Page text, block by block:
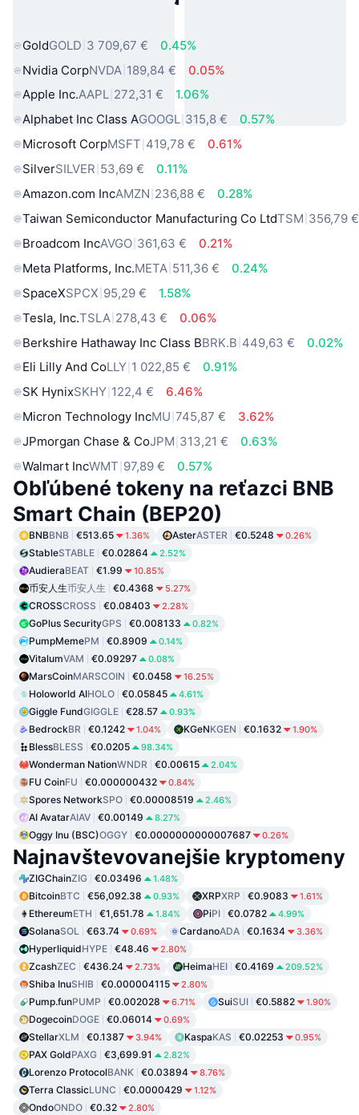
GoldGOLD 3 709,67 €
0.45%
Nvidia CorpNVDA 189,84 €
0.05%
Apple Inc.AAPL 272,31 €
1.06%
Alphabet Inc Class AGOOGL 315,8 €
0.57%
Microsoft CorpMSFT 419,78 €
0.61%
SilverSILVER 53,69 €
0.11%
Amazon.com IncAMZN 236,88 €
0.28%
Taiwan Semiconductor Manufacturing Co LtdTSM 356,79 €
Broadcom IncAVGO 361,63 €
0.21%
Meta Platforms, Inc.META 511,36 €
0.24%
SpaceXSPCX 95,29 €
1.58%
Tesla, Inc.TSLA 278,43 €
0.06%
Berkshire Hathaway Inc Class BBRK.B 449,63 €
0.02%
Eli Lilly And CoLLY 1 022,85 €
0.91%
SK HynixSKHY 122,4 €
6.46%
Micron Technology IncMU 745,87 €
3.62%
JPmorgan Chase & CoJPM 313,21 €
0.63%
Walmart IncWMT 97,89 € 0.57%
Obľúbené tokeny na reťazci BNB
Smart Chain (BEP20)
BNBBNB €513.65 1.36% AsterASTER €0.5248 0.26%
StableSTABLE €0.02864 2.52%
AudieraBEAT €1.99 10.85%
币安人生币安人生 €0.4368 5.27%
CROSSCROSS €0.08403 2.28%
GoPlus SecurityGPS €0.008133 0.82%
PumpMemePM €0.8909 0.14%
VitalumVAM €0.09297 0.08%
MarsCoinMARSCOIN €0.0458 16.25%
Holoworld AIHOLO €0.05845 4.61%
Giggle FundGIGGLE €28.57 0.93%
BedrockBR €0.1242 1.04% KGeNKGEN €0.1632 1.90%
BlessBLESS €0.0205 98.34%
Wonderman NationWNDR €0.00615 2.04%
FU CoinFU €0.000000432 0.84%
Spores NetworkSPO €0.00008519 2.46%
AI AvatarAIAV €0.00149 8.27%
Oggy Inu (BSC)OGGY €0.0000000000007687 0.26%
Najnavštevovanejšie kryptomeny
ZIGChainZIG €0.03496 1.48%
BitcoinBTC €56,092.38 0.93% XRPXRP €0.9083 1.61%
EthereumETH €1,651.78 1.84% PiPI €0.0782 4.99%
SolanaSOL €63.74 0.69% CardanoADA €0.1634 3.36%
HyperliquidHYPE €48.46 2.80%
ZcashZEC €436.24 2.73% HeimaHEI €0.4169 209.52%
Shiba InuSHIB €0.000004115 2.80%
Pump.funPUMP €0.002028 6.71% SuiSUI €0.5882 1.90%
DogecoinDOGE €0.06014 0.69%
StellarXLM €0.1387 3.94% KaspaKAS €0.02253 0.95%
PAX GoldPAXG €3,699.91 2.82%
Lorenzo ProtocolBANK €0.03894 8.76%
Terra ClassicLUNC €0.0000429 1.12%
OndoONDO €0.32 2.80%